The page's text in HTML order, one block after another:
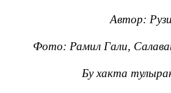
Автор:
Фото: Рамил Гали,
Бу хакта